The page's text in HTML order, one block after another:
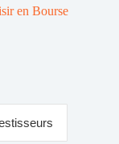
en Bourse